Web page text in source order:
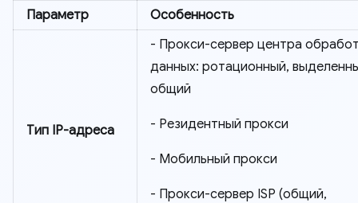
Параметр Особенность
Тип IP-адреса
- Прокси-сервер центра
данных: ротационный,
общий
- Резидентный прокси
- Мобильный прокси
- Прокси-сервер ISP (общий,